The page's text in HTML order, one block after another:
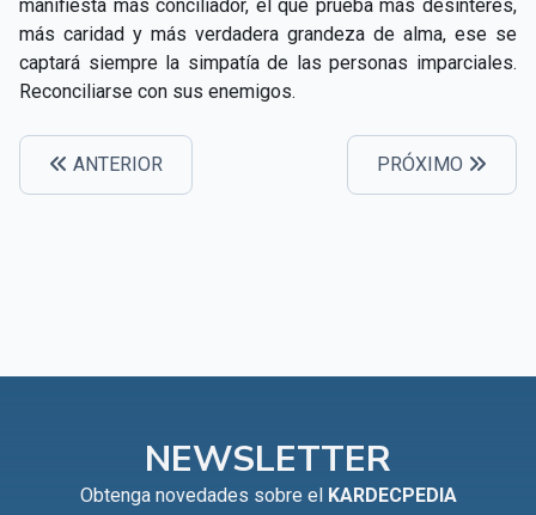
manifiesta más conciliador, el que prueba más desinterés,
más caridad y más verdadera grandeza de alma, ese se
captará siempre la simpatía de las personas imparciales.
Reconciliarse con sus enemigos.
ANTERIOR PRÓXIMO
NEWSLETTER
Obtenga novedades sobre el KARDECPEDIA